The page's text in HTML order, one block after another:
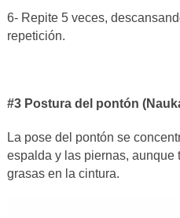
6- Repite 5 veces,
repetición.
#3 Postura del pontón
La pose del pontón se
espalda y las piernas, aunque
grasas en la cintura.